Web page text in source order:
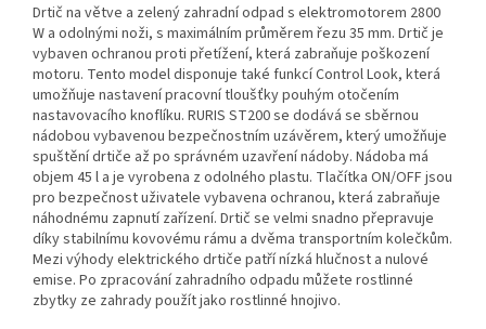
Drtič na větve a zelený zahradní odpad s elektromotorem 2800
W a odolnými noži, s maximálním průměrem řezu 35 mm. Drtič je
vybaven ochranou proti přetížení, která zabraňuje poškození
motoru. Tento model disponuje také funkcí Control Look, která
umožňuje nastavení pracovní tloušťky pouhým otočením
nastavovacího knoflíku. RURIS ST200 se dodává se sběrnou
nádobou vybavenou bezpečnostním uzávěrem, který umožňuje
spuštění drtiče až po správném uzavření nádoby. Nádoba má
objem 45 l a je vyrobena z odolného plastu. Tlačítka ON/OFF jsou
pro bezpečnost uživatele vybavena ochranou, která zabraňuje
náhodnému zapnutí zařízení. Drtič se velmi snadno přepravuje
díky stabilnímu kovovému rámu a dvěma transportním kolečkům.
Mezi výhody elektrického drtiče patří nízká hlučnost a nulové
emise. Po zpracování zahradního odpadu můžete rostlinné
zbytky ze zahrady použít jako rostlinné hnojivo.